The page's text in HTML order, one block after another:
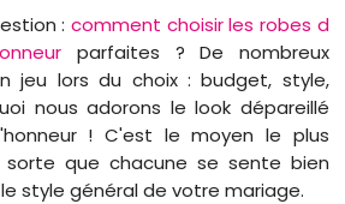
: comment choisir les robes d
parfaites ? De nombreux
jeu lors du choix : budget, style,
nous adorons le look dépareillé
! C'est le moyen le plus
que chacune se sente bien
style général de votre mariage.